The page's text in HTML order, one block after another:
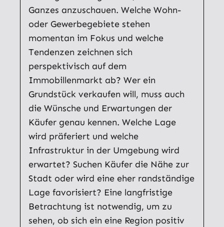
Ganzes anzuschauen. Welche Wohn-
oder Gewerbegebiete stehen
momentan im Fokus und welche
Tendenzen zeichnen sich
perspektivisch auf dem
Immobillenmarkt ab? Wer ein
Grundstück verkaufen will, muss auch
die Wünsche und Erwartungen der
Käufer genau kennen. Welche Lage
wird präferiert und welche
Infrastruktur in der Umgebung wird
erwartet? Suchen Käufer die Nähe zur
Stadt oder wird eine eher randständige
Lage favorisiert? Eine langfristige
Betrachtung ist notwendig, um zu
sehen, ob sich ein eine Region positiv